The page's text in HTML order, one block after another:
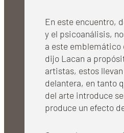
En este encuentro,
y el psicoanálisis,
a este emblemático
dijo Lacan a
artistas, estos
delantera, en tanto
del arte introduce
produce un efecto